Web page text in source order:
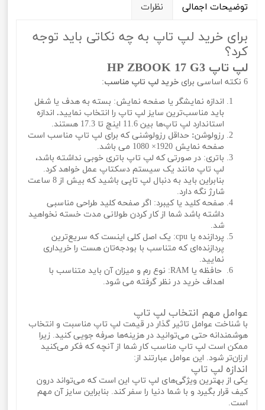
توضیحات اجمالی نظرات
برای خرید لپ تاپ به چه نکاتی باید توجه
کرد؟
لپ تاپ HP ZBOOK 17 G3
6 نکته اساسی برای خرید لپ تاپ مناسب:
اندازه نمایشگر یا صفحه نمایش: بسته به هدف یا شغل
باید مناسب‌ترین سایز لپ تاپ را انتخاب نمایید. اندازه
استاندارد لپ تاپ‌ها بین 11.6 اینچ تا 17.3 هستند.
رزولوشن: حداقل رزولوشنی که برای لپ تاپ مناسب است
صفحه نمایش 1920× 1080 می باشد.
باتری: در صورتی که لپ تاپ باتری خوبی نداشته باشد،
لپ تاپ مانند یک سیستم دسکتاپ عمل خواهد کرد.
بنابراین باید به دنبال لپ تاپی باشید که بیش از 8 ساعت
شارژ نگه دارد.
صفحه کلید یا کیبرد: اگر صفحه کلید طراحی مناسبی
داشته باشد شما از کار کردن طولانی مدت خسته نخواهید
شد.
پردازنده یا cpu: یک اصل کلی اینست که سریع‌ترین
پردازنده‌ای که متناسب با بودجه‌تان هست را خریداری
نمایید.
حافظه یا RAM: نوع رم و میزان آن باید متناسب با
اهداف خرید در نظر گرفته می شود.
عوامل مهم انتخاب لپ تاپ
با شناخت عوامل تاثیر گذار در قیمت لپ تاپ مناسبت و انتخاب
هوشمندانه حتی می‌توانید در هزینه‌ها صرفه جویی کنید. زیرا
ممکن است لپ تاپ مناسب کار شما از آنچه که فکر می‌کنید
ارزان‌تر شود. این عوامل عبارتند از:
اندازه لپ تاپ
یکی از بهترین ویژگی‌های لپ تاپ این است که می‌تواند درون
کیف قرار بگیرد و با شما دنیا را سفر کند. بنابراین سایز آن مهم
است.